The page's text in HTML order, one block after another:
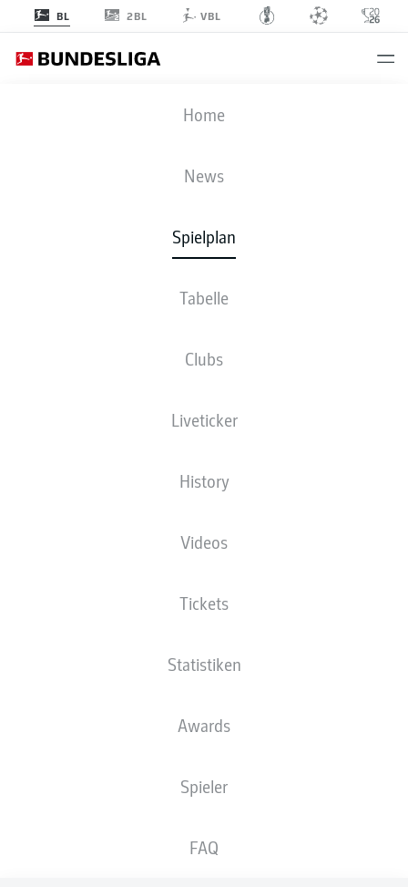
BL 2BL VBL
Home
News
Spielplan
Tabelle
Clubs
Liveticker
History
Videos
Tickets
Statistiken
Awards
Spieler
FAQ
VFB
AUFSTELLUNGEN
Fr., 15.01.2027 - So., 17.01.2027
Anzeige